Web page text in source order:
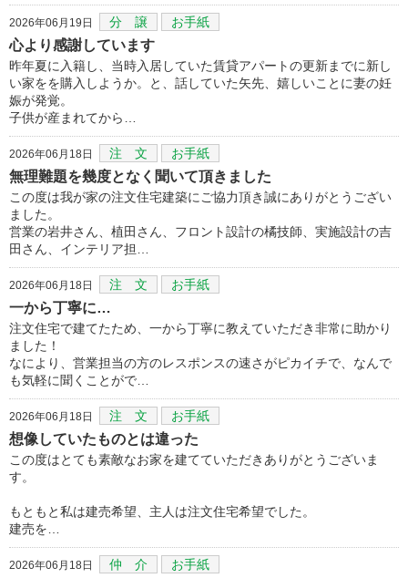
2026年06月19日 分 譲 お手紙
心より感謝しています
昨年夏に入籍し、当時入居していた賃貸アパートの更新までに新し
い家をを購入しようか。と、話していた矢先、嬉しいことに妻の妊
娠が発覚。
子供が産まれてから…
2026年06月18日 注 文 お手紙
無理難題を幾度となく聞いて頂きました
この度は我が家の注文住宅建築にご協力頂き誠にありがとうござい
ました。
営業の岩井さん、植田さん、フロント設計の橘技師、実施設計の吉
田さん、インテリア担…
2026年06月18日 注 文 お手紙
一から丁寧に…
注文住宅で建てたため、一から丁寧に教えていただき非常に助かり
ました！
なにより、営業担当の方のレスポンスの速さがピカイチで、なんで
も気軽に聞くことがで…
2026年06月18日 注 文 お手紙
想像していたものとは違った
この度はとても素敵なお家を建てていただきありがとうございま
す。
もともと私は建売希望、主人は注文住宅希望でした。
建売を…
2026年06月18日 仲 介 お手紙